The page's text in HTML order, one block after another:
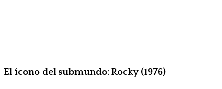
El ícono del submundo: Rocky (1976)